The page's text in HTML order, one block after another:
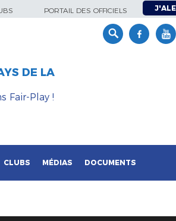
PORTAIL DES OFFICIELS
DE LA
Fair-Play !
CLUBS MÉDIAS DOCUMENTS